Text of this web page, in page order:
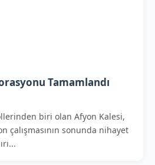
Tamamlandı
biri olan Afyon Kalesi,
çalışmasının sonunda nihayet